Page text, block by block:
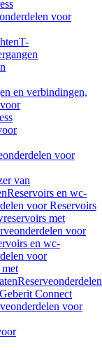
voor
T-
en verbindingen,
voor
van
Reservoirs en wc-
voor Reservoirs
met
voor
en wc-
voor
Reserveonderdelen
Geberit Connect
voor